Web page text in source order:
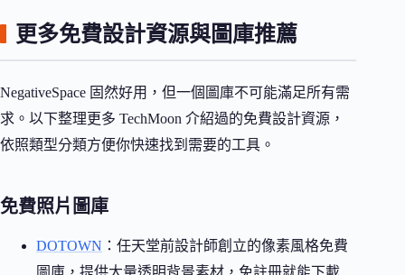
更多免費設計資源與圖庫推薦
NegativeSpace 固然好用，但一個圖庫不可能滿足所有需
求。以下整理更多 TechMoon 介紹過的免費設計資源，
依照類型分類方便你快速找到需要的工具。
免費照片圖庫
DOTOWN ：任天堂前設計師創立的像素風格免費